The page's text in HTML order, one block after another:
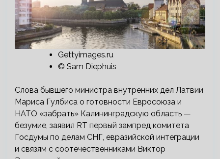
Gettyimages.ru
© Sam Diephuis
Слова бывшего министра внутренних дел Латвии
Мариса Гулбиса о готовности Евросоюза и
НАТО «забрать» Калининградскую область —
безумие, заявил RT первый зампред комитета
Госдумы по делам СНГ, евразийской интеграции
и связям с соотечественниками Виктор